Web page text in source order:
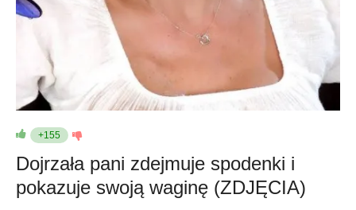
+155
Dojrzała pani zdejmuje spodenki i
pokazuje swoją waginę (ZDJĘCIA)